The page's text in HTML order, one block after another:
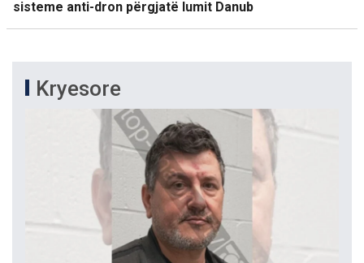
sisteme anti-dron përgjatë lumit Danub
Kryesore